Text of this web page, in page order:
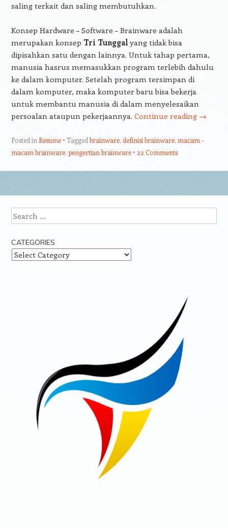
saling terkait dan saling membutuhkan.
Konsep Hardware – Software – Brainware adalah
merupakan konsep Tri Tunggalyang tidak bisa
dipisahkan satu dengan lainnya. Untuk tahap pertama,
manusia hasrus memasukkan program terlebih dahulu
ke dalam komputer. Setelah program tersimpan di
dalam komputer, maka komputer baru bisa bekerja
untuk membantu manusia di dalam menyelesaikan
persoalan ataupun pekerjaannya. Continue reading →
Posted in Resume Taggedbrainware, definisi brainware, macam -
macam brainware, pengertian brainware 22 Comments
Search
CATEGORIES
Categories